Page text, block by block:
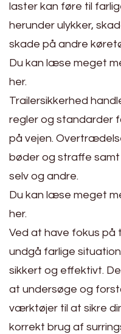
laster kan føre til
herunder ulykker,
skade på andre
Du kan læse meget
her.
Trailersikkerhed
regler og standarder
på vejen.
bøder og straffe
selv og andre.
Du kan læse meget
her.
Ved at have fokus på
undgå farlige
sikkert og effektivt.
at undersøge og
værktøjer til at sikre
korrekt brug af